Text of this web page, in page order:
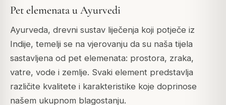
Pet elemenata u Ayurvedi
Ayurveda, drevni sustav liječenja koji potječe iz
Indije, temelji se na vjerovanju da su naša tijela
sastavljena od pet elemenata: prostora, zraka,
vatre, vode i zemlje. Svaki element predstavlja
različite kvalitete i karakteristike koje doprinose
našem ukupnom blagostanju.